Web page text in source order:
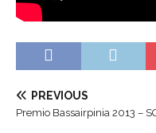
PREVIOUS
Premio Bassairpinia 2013 –